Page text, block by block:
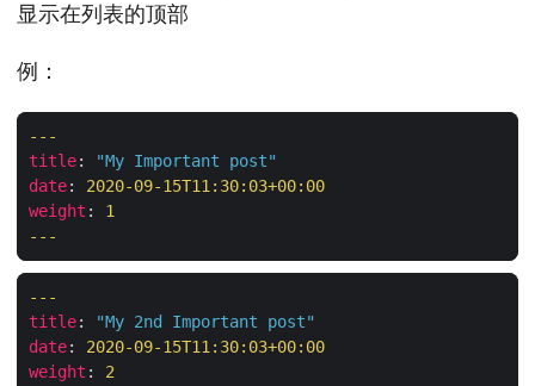
显示在列表的顶部
例：
---
title:
"My Important post"
date: 2020-09-15T11:30:03+00: 00
weight :
1
---
---
title:
"My 2nd Important post"
date: 2020-09-15T11:30:03+00: 00
weight :
2